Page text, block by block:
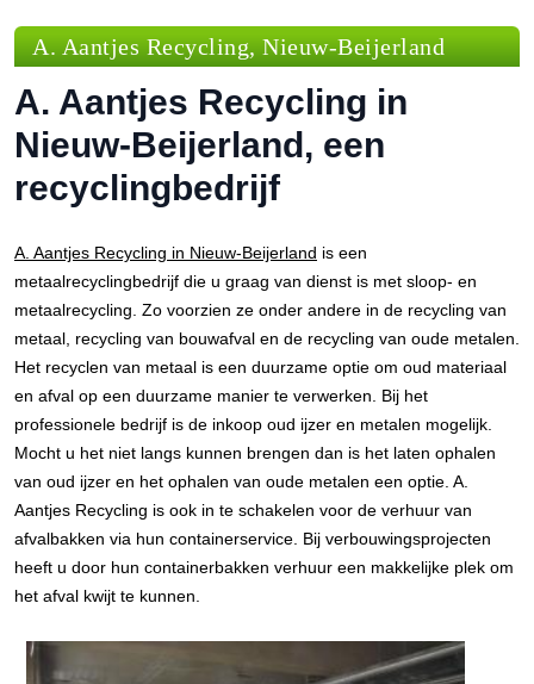
A. Aantjes Recycling, Nieuw-Beijerland
A. Aantjes Recycling in
Nieuw-Beijerland, een
recyclingbedrijf
A. Aantjes Recycling in Nieuw-Beijerland is een
metaalrecyclingbedrijf die u graag van dienst is met sloop- en
metaalrecycling. Zo voorzien ze onder andere in de recycling van
metaal, recycling van bouwafval en de recycling van oude metalen.
Het recyclen van metaal is een duurzame optie om oud materiaal
en afval op een duurzame manier te verwerken. Bij het
professionele bedrijf is de inkoop oud ijzer en metalen mogelijk.
Mocht u het niet langs kunnen brengen dan is het laten ophalen
van oud ijzer en het ophalen van oude metalen een optie. A.
Aantjes Recycling is ook in te schakelen voor de verhuur van
afvalbakken via hun containerservice. Bij verbouwingsprojecten
heeft u door hun containerbakken verhuur een makkelijke plek om
het afval kwijt te kunnen.